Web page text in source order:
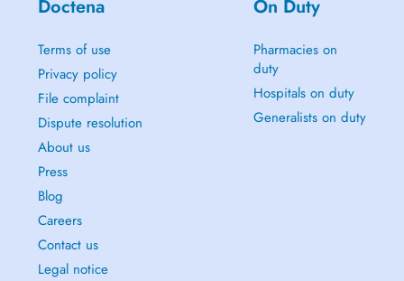
Doctena
Terms of use
Privacy policy
File complaint
Dispute resolution
About us
Press
Blog
Careers
Contact us
Legal notice
On Duty
Pharmacies on
duty
Hospitals on duty
Generalists on duty